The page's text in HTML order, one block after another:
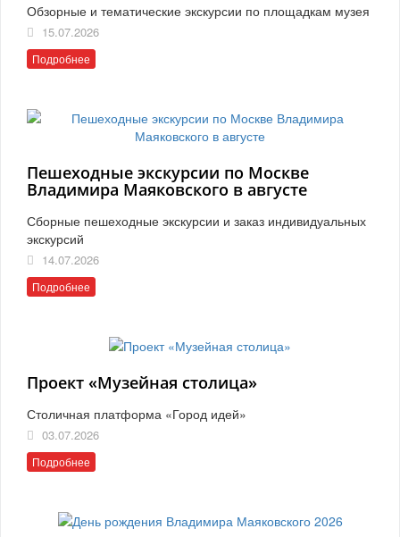
Обзорные и тематические экскурсии по площадкам музея
15.07.2026
Подробнее
Пешеходные экскурсии по Москве
Владимира Маяковского в августе
Сборные пешеходные экскурсии и заказ индивидуальных
экскурсий
14.07.2026
Подробнее
Проект «Музейная столица»
Столичная платформа «Город идей»
03.07.2026
Подробнее